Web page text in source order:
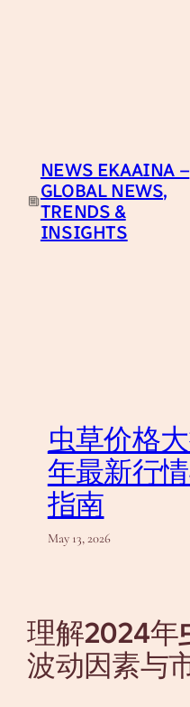
NEWS EKAAINA –
GLOBAL NEWS,
TRENDS &
INSIGHTS
虫草价格
年最新行
指南
May 13, 2026
理解2024年
波动因素与